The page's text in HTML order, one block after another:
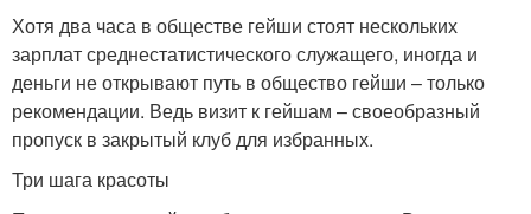
Хотя два часа в обществе гейши стоят нескольких
зарплат среднестатистического служащего, иногда и
деньги не открывают путь в общество гейши – только
рекомендации. Ведь визит к гейшам – своеобразный
пропуск в закрытый клуб для избранных.
Три шага красоты